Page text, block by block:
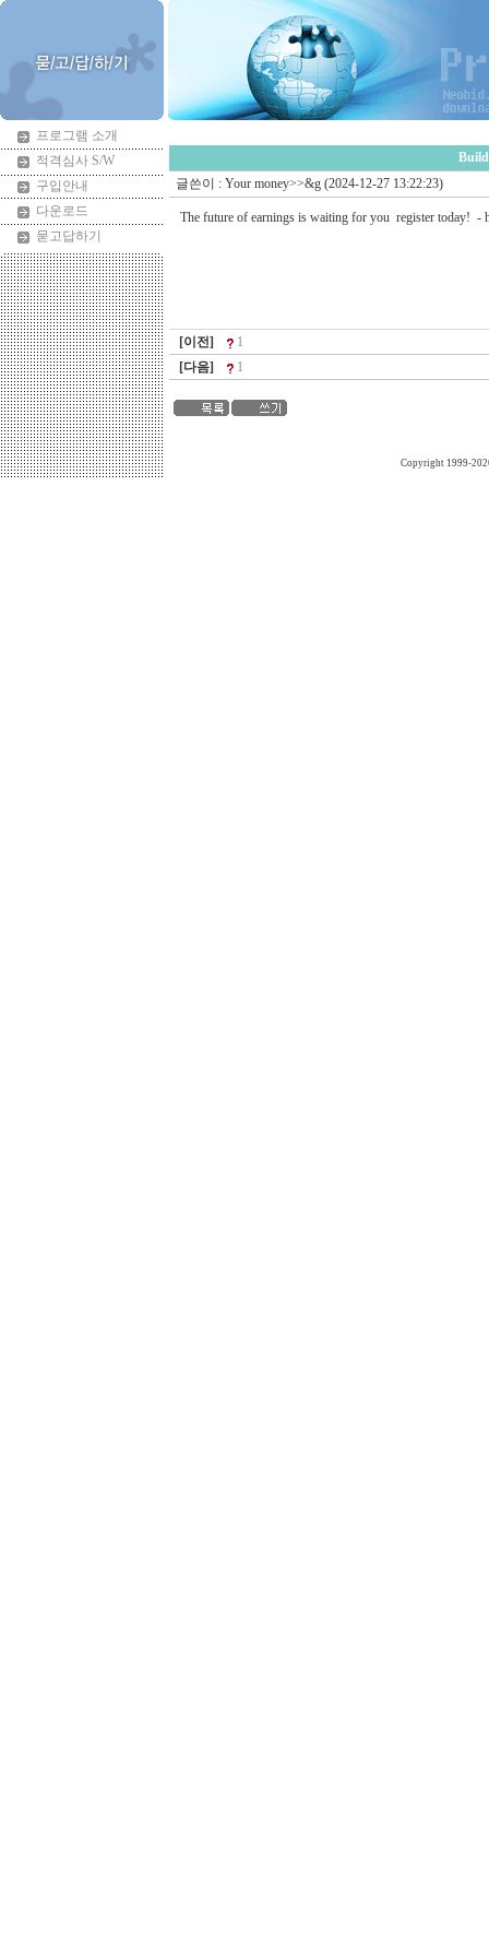
프로그램 소개
적격심사 S/W
구입안내
다운로드
묻고답하기
글쓴이 : Your money>>&g (2024-12-27 13:22:23)
The future of earnings is waiting for you register today! -
[이전]
1
[다음]
1
Copyright 1999-